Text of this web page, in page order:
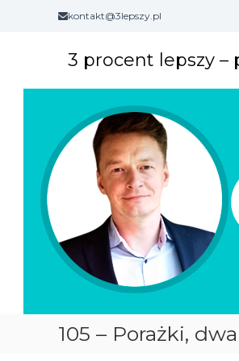
kontakt@3lepszy.pl
3 procent lepszy –
105 – Porażki,